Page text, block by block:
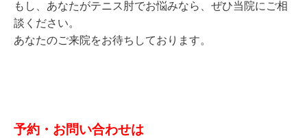
もし、あなたがテニス肘でお悩みなら、ぜひ当院にご相
談ください。
あなたのご来院をお待ちしております。
予約・お問い合わせは